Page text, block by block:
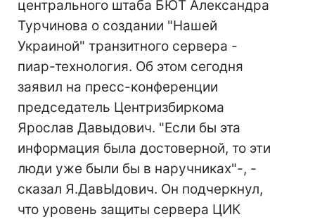
центрального штаба БЮТ Александра
Турчинова о создании "Нашей
Украиной" транзитного сервера -
пиар-технология. Об этом сегодня
заявил на пресс-конференции
председатель Центризбиркома
Ярослав Давыдович. "Если бы эта
информация была достоверной, то эти
люди уже были бы в наручниках"-, -
сказал Я.ДавЫдович. Он подчеркнул,
что уровень защиты сервера ЦИК